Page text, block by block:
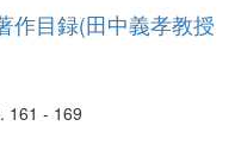
作目録(田中義孝教授
161 - 169